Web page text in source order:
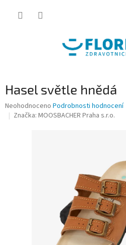
Hasel světle hnědá
Průměrné
hodnocení
Neohodnoceno Podrobnosti hodnocení
Značka: MOOSBACHER Praha s.r.o.